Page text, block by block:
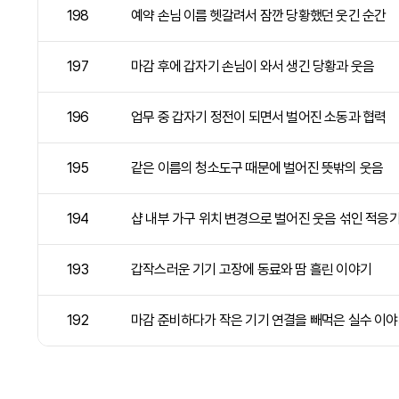
198 예약 손님 이름 헷갈려서 잠깐 당황했던 웃긴 순간
197 마감 후에 갑자기 손님이 와서 생긴 당황과 웃음
196 업무 중 갑자기 정전이 되면서 벌어진 소동과 협력
195 같은 이름의 청소도구 때문에 벌어진 뜻밖의 웃음
194 샵 내부 가구 위치 변경으로 벌어진 웃음 섞인 적응
193 갑작스러운 기기 고장에 동료와 땀 흘린 이야기
192 마감 준비하다가 작은 기기 연결을 빼먹은 실수 이